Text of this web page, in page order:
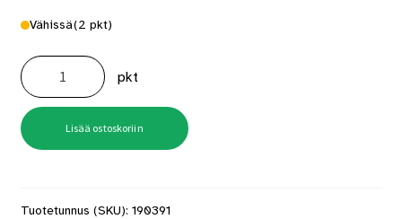
Vähissä(2 pkt)
C05BAAP
10x8mm
hakanen
28000
kpl/pkt
määrä
pkt
Lisää ostoskoriin
Tuotetunnus (SKU): 190391